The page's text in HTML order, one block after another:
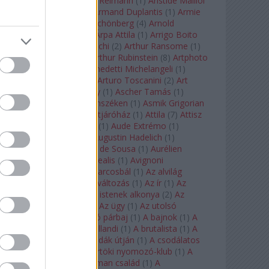
Armand Duplantis (1 ) Armie
Hammer
Arnold Schönberg (4) Arnold
Árpa Attila (1 ) Arrigo Boito
) Artemisia Gentileschi (2) Arthur Ransome (1 )
Arthur Rimbaud
Arthur Rubinstein (8) Artphoto
Galéria
Arturo Benedetti Michelangeli (1 )
Arturo Toscanini (2) Art
Garfunkel
Art Shay (1 ) Ascher Tamás (1 )
Ascher Tamás Háromszéken (1 ) Asmik Grigorian
(2) Átjáróház (1 ) Attila (7) Attisz
(1 ) Aude Extrémo (1 )
Audrey Hepburn
Augustin Hadelich (1 )
Aurelianus
Aurelia de Sousa (1 ) Aurélien
Pascal
Aurora borealis (1 ) Avignoni
szerelmesek
Az álarcosbál (1 ) Az alvilág
Az átváltozás (1 ) Az ír (1 ) Az
isenheimi oltár
Az istenek alkonya (2) Az
olvasás éjszakája
Az ügy (1 ) Az utolsó
mohikán
Az utolsó párbaj (1 ) A bajnok (1 ) A
A bolygó hollandi (1 ) A brutalista (1 ) A
Chorus Line
A csodák útján (1 ) A csodálatos
mandarin
A csütörtöki nyomozó-klub (1 ) A
doktor úr
A Fabelman család (1 ) A